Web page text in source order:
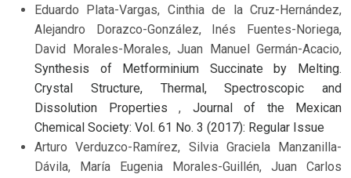
Eduardo Plata-Vargas, Cinthia de la Cruz-Hernández,
Alejandro Dorazco-González, Inés Fuentes-Noriega,
David Morales-Morales, Juan Manuel Germán-Acacio,
Synthesis of Metforminium Succinate by Melting.
Crystal Structure, Thermal, Spectroscopic and
Dissolution Properties , Journal of the Mexican
Chemical Society: Vol. 61 No. 3 (2017): Regular Issue
Arturo Verduzco-Ramírez, Silvia Graciela Manzanilla-
Dávila, María Eugenia Morales-Guillén, Juan Carlos